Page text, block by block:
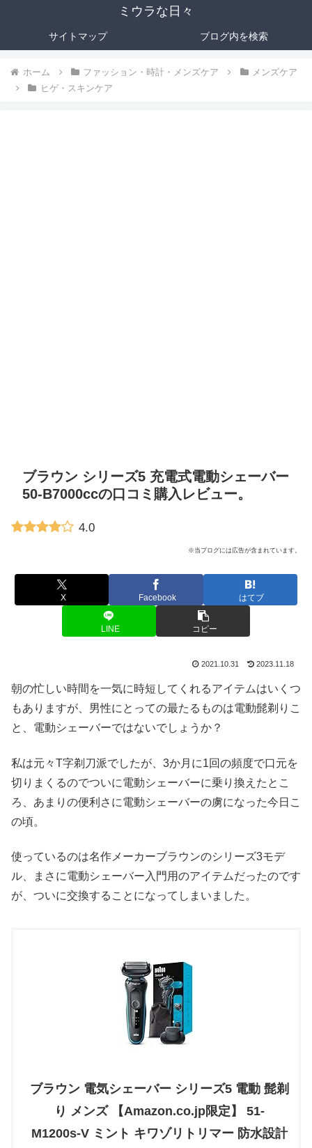
ミウラな日々
サイトマップ ブログ内を検索
ホーム ファッション・時計・メンズケア
メンズケア
ヒゲ・スキンケア
ブラウン シリーズ5 充電式電動シェーバー
50-B7000ccの口コミ購入レビュー。
4.0
※当ブログには広告が含まれています。
X Facebook はてブ
LINE コピー
2021.10.31 2023.11.18
朝の忙しい時間を一気に時短してくれるアイテムはいくつ
もありますが、男性にとっての最たるものは電動髭剃りこ
と、電動シェーバーではないでしょうか？
私は元々T字剃刀派でしたが、3か月に1回の頻度で口元を
切りまくるのでついに電動シェーバーに乗り換えたとこ
ろ、あまりの便利さに電動シェーバーの虜になった今日こ
の頃。
使っているのは名作メーカーブラウンのシリーズ3モデ
ル、まさに電動シェーバー入門用のアイテムだったのです
が、ついに交換することになってしまいました。
ブラウン 電気シェーバー シリーズ5 電動 髭剃
り メンズ 【Amazon.co.jp限定】 51-
M1200s-V ミント キワゾリトリマー 防水設計